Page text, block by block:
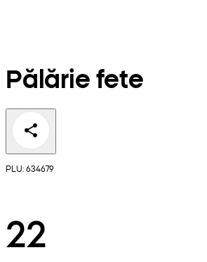
Pălărie fete
PLU: 634679
22